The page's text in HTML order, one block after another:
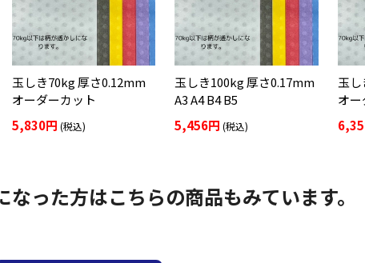
玉しき70kg 厚さ0.12mm
オーダーカット
5,830円(税込)
玉しき100kg 厚さ0.17mm
A3 A4 B4 B5
5,456円(税込)
玉
オ
なった方はこちらの商品もみています。